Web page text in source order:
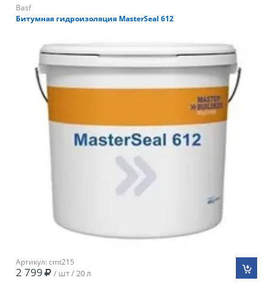
Basf
Битумная гидроизоляция MasterSeal 612
Артикул: cmt215
2 799 / шт / 20 л